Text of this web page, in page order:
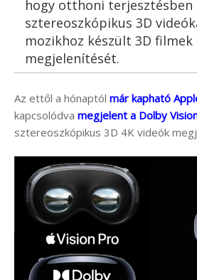
hogy otthoni terjesztésben
sztereoszkópikus 3D
mozikhoz készült 3D
megjelenítését.
Az ettől a hónaptól már kapható
kapcsolódva megjelent a Dolby
sztereoszkópikus 3D 4K videók